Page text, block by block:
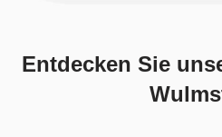
Entdecken Sie